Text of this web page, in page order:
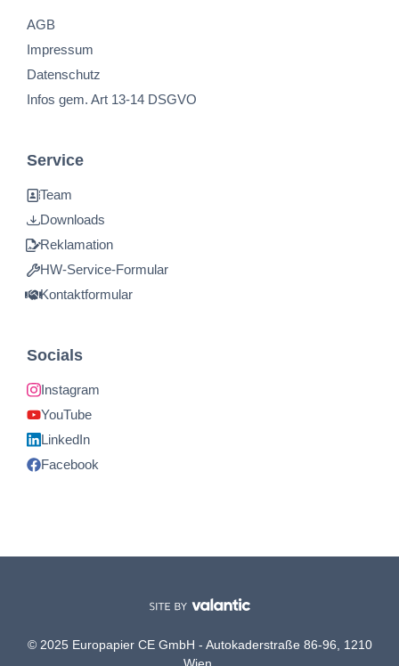
AGB
Impressum
Datenschutz
Infos gem. Art 13-14 DSGVO
Service
Team
Downloads
Reklamation
HW-Service-Formular
Kontaktformular
Socials
Instagram
YouTube
LinkedIn
Facebook
© 2025 Europapier CE GmbH - Autokaderstraße 86-96, 1210